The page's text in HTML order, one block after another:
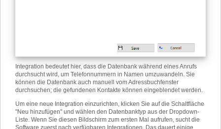
Integration bedeutet hier, dass die Datenbank während eines Anrufs
durchsucht wird, um Telefonnummern in Namen umzuwandeln. Sie
können die Datenbank auch manuell vom Adressbuchfenster
durchsuchen; die gefundenen Kontakte können eingeblendet werden.
Um eine neue Integration einzurichten, klicken Sie auf die Schaltfläche
"Neu hinzufügen" und wählen den Datenbanktyp aus der Dropdown-
Liste. Wenn Sie diesen Bildschirm zum ersten Mal aufrufen, sucht die
Software zuerst nach verfügbaren Integrationen. Das dauert einige